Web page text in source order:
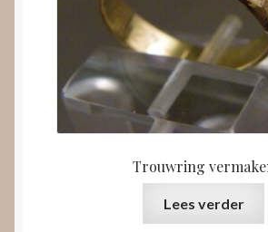
Trouwring
Lees verder